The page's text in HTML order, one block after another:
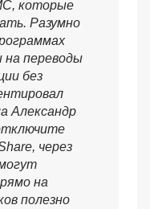
которые
Разумно
переводы
без
Александр
через
на
полезно